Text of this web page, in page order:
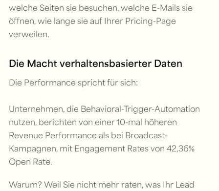
welche Seiten sie besuchen, welche E-Mails sie
öffnen, wie lange sie auf Ihrer Pricing-Page
verweilen.
Die Macht verhaltensbasierter Daten
Die Performance spricht für sich:
Unternehmen, die Behavioral-Trigger-Automation
nutzen, berichten von einer 10-mal höheren
Revenue Performance als bei Broadcast-
Kampagnen, mit Engagement Rates von 42,36%
Open Rate.
Warum? Weil Sie nicht mehr raten, was Ihr Lead